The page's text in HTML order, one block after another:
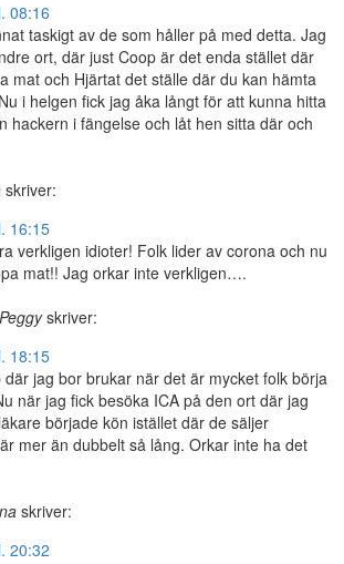
08:16
taskigt av de som håller på med detta. Jag
ort, där just Coop är det enda stället där
mat och Hjärtat det ställe där du kan hämta
i helgen fick jag åka långt för att kunna hitta
hackern i fängelse och låt hen sitta där och
skriver:
16:15
verkligen idioter! Folk lider av corona och nu
mat!! Jag orkar inte verkligen….
skriver:
18:15
där jag bor brukar när det är mycket folk börja
när jag fick besöka ICA på den ort där jag
började kön istället där de säljer
mer än dubbelt så lång. Orkar inte ha det
skriver:
20:32